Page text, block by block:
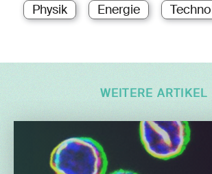
Physik Energie
WEITERE ARTIKEL